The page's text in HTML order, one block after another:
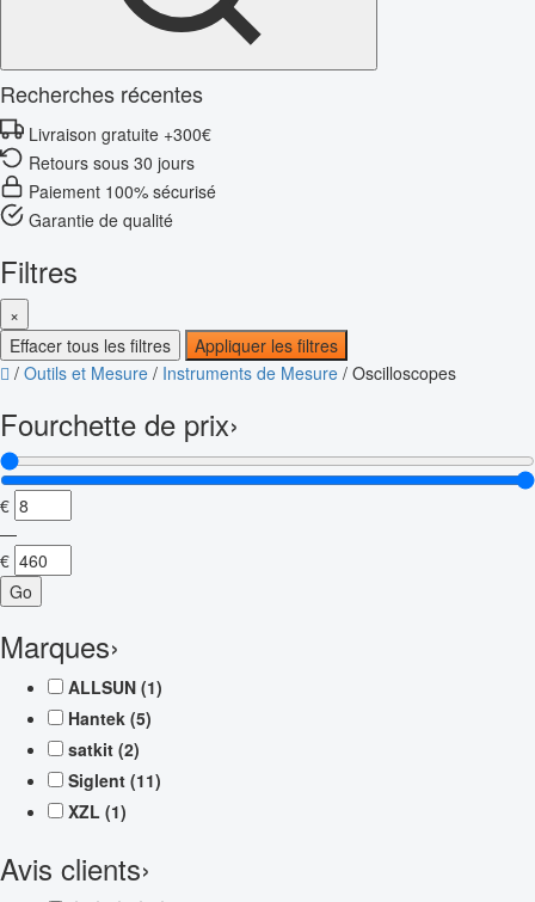
Recherches récentes
Livraison gratuite +300€
Retours sous 30 jours
Paiement 100% sécurisé
Garantie de qualité
Filtres
×
Effacer tous les filtres
Appliquer les filtres
/ Outils et Mesure / Instruments de Mesure / Oscilloscopes
Fourchette de prix›
€
—
€
Go
Marques›
ALLSUN (1)
Hantek (5)
satkit (2)
Siglent (11)
XZL (1)
Avis clients›